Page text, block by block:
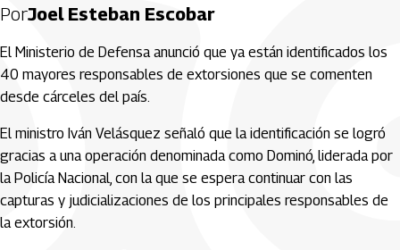
PorJoel Esteban Escobar
El Ministerio de Defensa anunció que ya están identificados los
40 mayores responsables de extorsiones que se comenten
desde cárceles del país.
El ministro Iván Velásquez señaló que la identificación se logró
gracias a una operación denominada como Dominó, liderada por
la Policía Nacional, con la que se espera continuar con las
capturas y judicializaciones de los principales responsables de
la extorsión.